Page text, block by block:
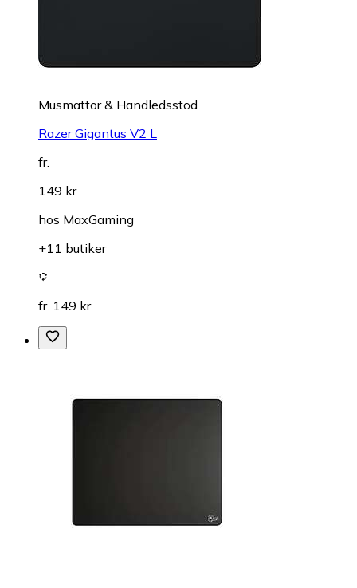
Musmattor & Handledsstöd
Razer Gigantus V2 L
fr.
149 kr
hos MaxGaming
+11 butiker
fr. 149 kr